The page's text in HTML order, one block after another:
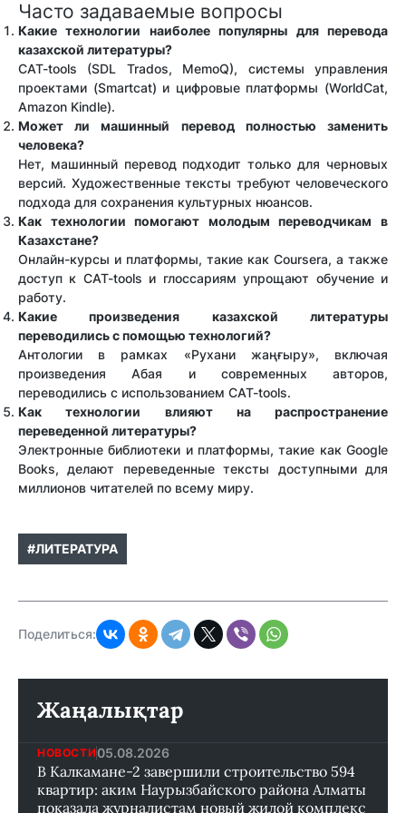
Часто задаваемые вопросы
Какие технологии наиболее популярны для перевода
казахской литературы?
CAT-tools (SDL Trados, MemoQ), системы управления
проектами (Smartcat) и цифровые платформы (WorldCat,
Amazon Kindle).
Может ли машинный перевод полностью заменить
человека?
Нет, машинный перевод подходит только для черновых
версий. Художественные тексты требуют человеческого
подхода для сохранения культурных нюансов.
Как технологии помогают молодым переводчикам в
Казахстане?
Онлайн-курсы и платформы, такие как Coursera, а также
доступ к CAT-tools и глоссариям упрощают обучение и
работу.
Какие произведения казахской литературы
переводились с помощью технологий?
Антологии в рамках «Рухани жаңғыру», включая
произведения Абая и современных авторов,
переводились с использованием CAT-tools.
Как технологии влияют на распространение
переведенной литературы?
Электронные библиотеки и платформы, такие как Google
Books, делают переведенные тексты доступными для
миллионов читателей по всему миру.
#ЛИТЕРАТУРА
Поделиться:
Жаңалықтар
НОВОСТИ 05.08.2026
В Калкамане-2 завершили строительство 594
квартир: аким Наурызбайского района Алматы
показала журналистам новый жилой комплекс